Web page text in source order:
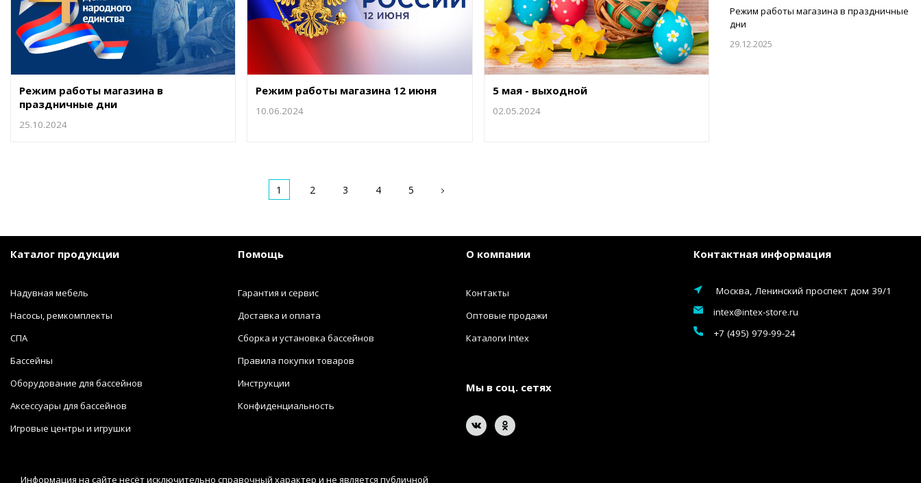
Режим работы магазина в праздничные
дни
29.12.2025
Режим работы магазина в
праздничные дни
25.10.2024
Режим работы магазина 12 июня
10.06.2024
5 мая - выходной
02.05.2024
1 2 3 4 5
Каталог продукции
Надувная мебель
Насосы, ремкомплекты
СПА
Бассейны
Оборудование для бассейнов
Аксессуары для бассейнов
Игровые центры и игрушки
Помощь
Гарантия и сервис
Доставка и оплата
Сборка и установка бассейнов
Правила покупки товаров
Инструкции
Конфиденциальность
О компании
Контакты
Оптовые продажи
Каталоги Intex
Мы в соц. сетях
Контактная информация
Москва, Ленинский проспект дом 39/1
intex@intex-store.ru
+7 (495) 979-99-24
Информация на сайте несёт исключительно справочный характер и не является публичной